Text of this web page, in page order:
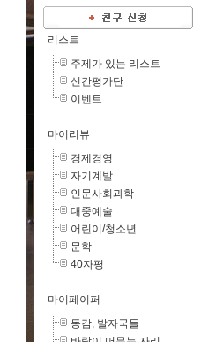
리스트
주제가 있는 리스트
신간평가단
이벤트
마이리뷰
경제경영
자기계발
인문사회과학
대중예술
어린이/청소년
문학
40자평
마이페이퍼
동감, 발자국들